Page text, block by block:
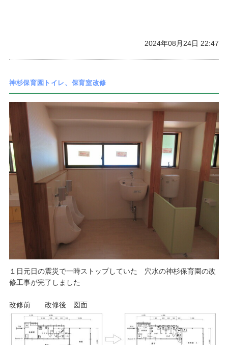
2024年08月24日 22:47
神杉保育園トイレ、保育室改修
１日元日の震災で一時ストップしていた 穴水の神杉保育園の改
修工事が完了しました
改修前 改修後 図面